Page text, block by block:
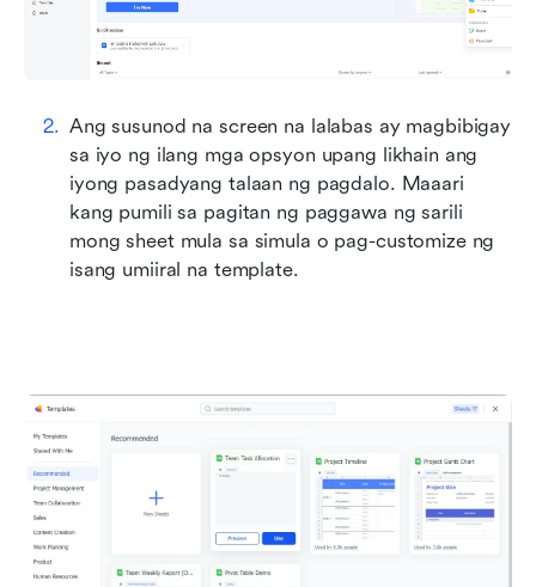
Ang susunod na screen na lalabas ay magbibigay
sa iyo ng ilang mga opsyon upang likhain ang
iyong pasadyang talaan ng pagdalo. Maaari
kang pumili sa pagitan ng paggawa ng sarili
mong sheet mula sa simula o pag-customize ng
isang umiiral na template.